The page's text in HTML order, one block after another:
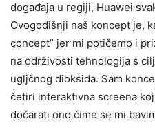
događaja u regiji, Huawei
Ovogodišnji naš koncept je,
concept” jer mi potičemo i
na održivosti tehnologija s
ugljčnog dioksida. Sam
četiri interaktivna screena
dočarati ono čime se mi